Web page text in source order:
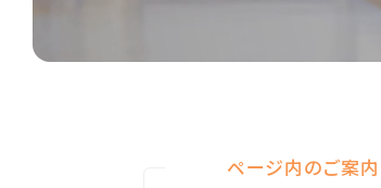
ページ内のご案内